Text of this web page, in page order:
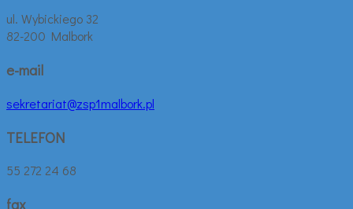
ul. Wybickiego 32
82-200 Malbork
e-mail
sekretariat@zsp1malbork.pl
TELEFON
55 272 24 68
fax